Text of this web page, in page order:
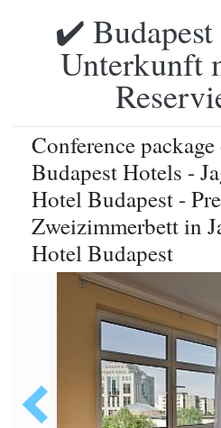
✔️
Unterkunft
Conference
Budapest Hotels -
Hotel Budapest -
Zweizimmerbett in
Hotel Budapest